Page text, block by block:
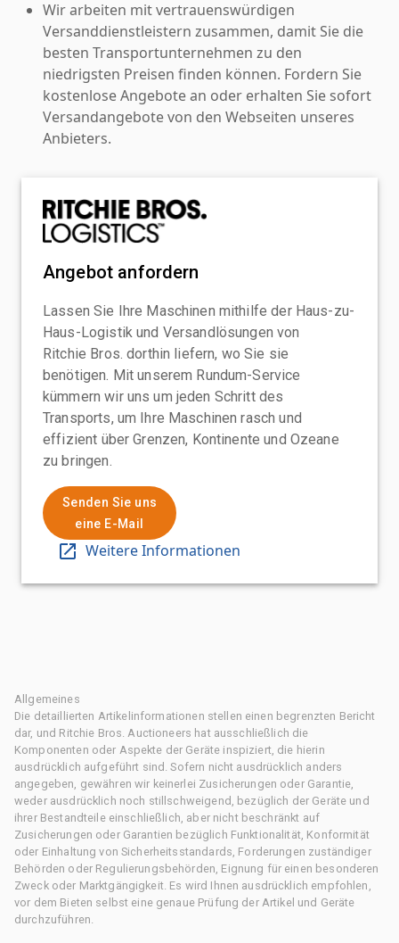
Wir arbeiten mit vertrauenswürdigen
Versanddienstleistern zusammen, damit Sie die
besten Transportunternehmen zu den
niedrigsten Preisen finden können. Fordern Sie
kostenlose Angebote an oder erhalten Sie sofort
Versandangebote von den Webseiten unseres
Anbieters.
Angebot anfordern
Lassen Sie Ihre Maschinen mithilfe der Haus-zu-
Haus-Logistik und Versandlösungen von
Ritchie Bros. dorthin liefern, wo Sie sie
benötigen. Mit unserem Rundum-Service
kümmern wir uns um jeden Schritt des
Transports, um Ihre Maschinen rasch und
effizient über Grenzen, Kontinente und Ozeane
zu bringen.
Senden Sie uns
eine E-Mail
Weitere Informationen
Allgemeines
Die detaillierten Artikelinformationen stellen einen begrenzten Bericht
dar, und Ritchie Bros. Auctioneers hat ausschließlich die
Komponenten oder Aspekte der Geräte inspiziert, die hierin
ausdrücklich aufgeführt sind. Sofern nicht ausdrücklich anders
angegeben, gewähren wir keinerlei Zusicherungen oder Garantie,
weder ausdrücklich noch stillschweigend, bezüglich der Geräte und
ihrer Bestandteile einschließlich, aber nicht beschränkt auf
Zusicherungen oder Garantien bezüglich Funktionalität, Konformität
oder Einhaltung von Sicherheitsstandards, Forderungen zuständiger
Behörden oder Regulierungsbehörden, Eignung für einen besonderen
Zweck oder Marktgängigkeit. Es wird Ihnen ausdrücklich empfohlen,
vor dem Bieten selbst eine genaue Prüfung der Artikel und Geräte
durchzuführen.